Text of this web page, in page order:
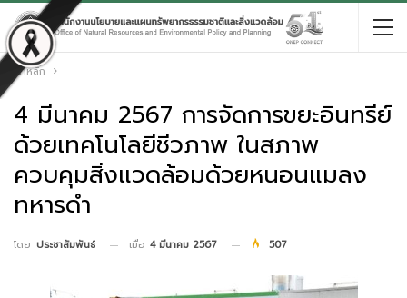
หน้าหลัก
4 มีนาคม 2567 การจัดการขยะอินทรีย์
ด้วยเทคโนโลยีชีวภาพ ในสภาพ
ควบคุมสิ่งแวดล้อมด้วยหนอนแมลง
ทหารดำ
โดย ประชาสัมพันธ์ เมื่อ 4 มีนาคม 2567 507